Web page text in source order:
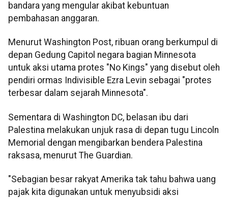
bandara yang mengular akibat kebuntuan
pembahasan anggaran.
Menurut Washington Post, ribuan orang berkumpul di
depan Gedung Capitol negara bagian Minnesota
untuk aksi utama protes "No Kings" yang disebut oleh
pendiri ormas Indivisible Ezra Levin sebagai "protes
terbesar dalam sejarah Minnesota".
Sementara di Washington DC, belasan ibu dari
Palestina melakukan unjuk rasa di depan tugu Lincoln
Memorial dengan mengibarkan bendera Palestina
raksasa, menurut The Guardian.
"Sebagian besar rakyat Amerika tak tahu bahwa uang
pajak kita digunakan untuk menyubsidi aksi